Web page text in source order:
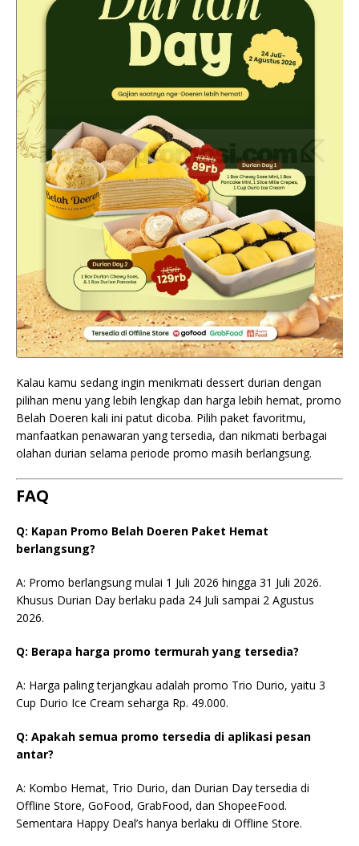
Kalau kamu sedang ingin menikmati dessert durian dengan
pilihan menu yang lebih lengkap dan harga lebih hemat, promo
Belah Doeren kali ini patut dicoba. Pilih paket favoritmu,
manfaatkan penawaran yang tersedia, dan nikmati berbagai
olahan durian selama periode promo masih berlangsung.
FAQ
Q: Kapan Promo Belah Doeren Paket Hemat
berlangsung?
A: Promo berlangsung mulai 1 Juli 2026 hingga 31 Juli 2026.
Khusus Durian Day berlaku pada 24 Juli sampai 2 Agustus
2026.
Q: Berapa harga promo termurah yang tersedia?
A: Harga paling terjangkau adalah promo Trio Durio, yaitu 3
Cup Durio Ice Cream seharga Rp. 49.000.
Q: Apakah semua promo tersedia di aplikasi pesan
antar?
A: Kombo Hemat, Trio Durio, dan Durian Day tersedia di
Offline Store, GoFood, GrabFood, dan ShopeeFood.
Sementara Happy Deal’s hanya berlaku di Offline Store.